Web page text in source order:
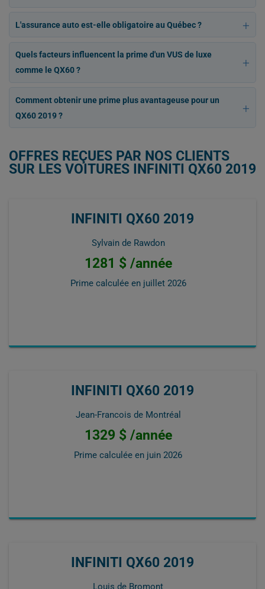
L'assurance auto est-elle obligatoire au Québec ?
Quels facteurs influencent la prime d'un VUS de luxe
comme le QX60 ?
Comment obtenir une prime plus avantageuse pour un
QX60 2019 ?
OFFRES REÇUES PAR NOS CLIENTS
SUR LES VOITURES INFINITI QX60 2019
INFINITI QX60 2019
Sylvain de Rawdon
1281 $ /année
Prime calculée en juillet 2026
INFINITI QX60 2019
Jean-Francois de Montréal
1329 $ /année
Prime calculée en juin 2026
INFINITI QX60 2019
Louis de Bromont